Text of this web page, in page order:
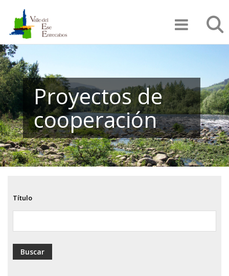
contenido
principal
Proyectos de
cooperación
Título